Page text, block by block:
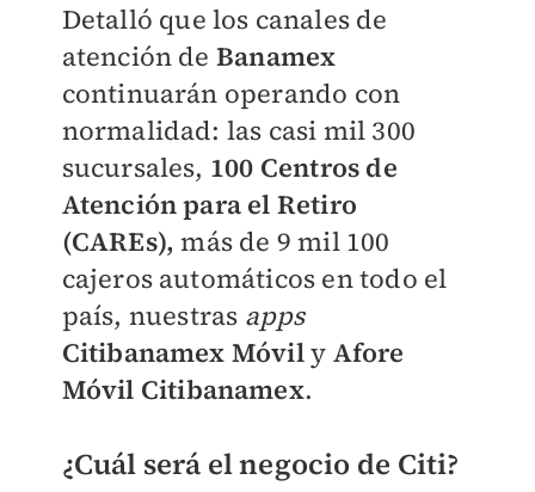
Detalló que los canales de
atención de Banamex
continuarán operando con
normalidad: las casi mil 300
sucursales, 100 Centros de
Atención para el Retiro
(CAREs), más de 9 mil 100
cajeros automáticos en todo el
país, nuestras apps
Citibanamex Móvily Afore
Móvil Citibanamex.
¿Cuál será el negocio de Citi?